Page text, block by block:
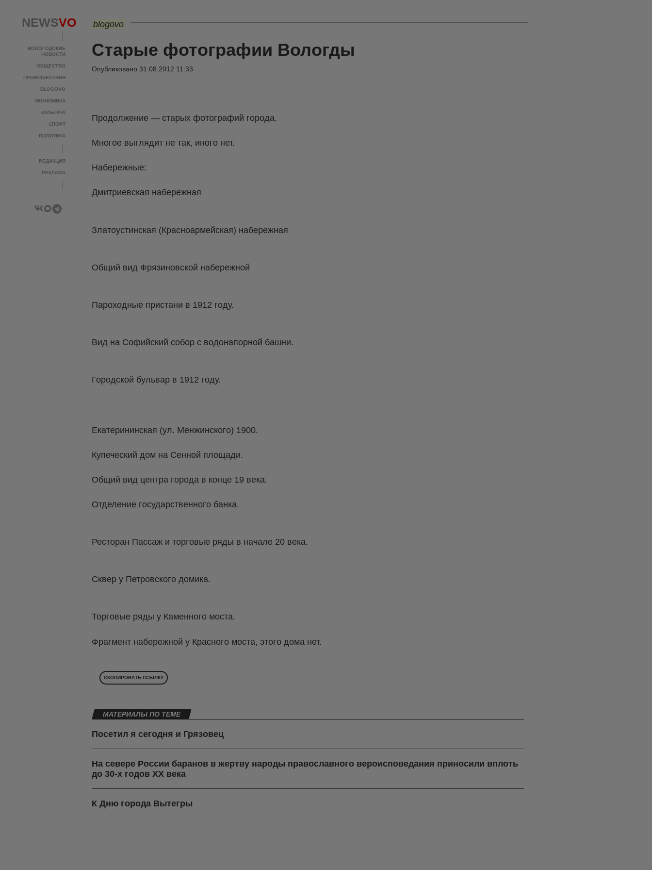
NEWSVO
ВОЛОГОДСКИЕ
НОВОСТИ
ОБЩЕСТВО
ПРОИСШЕСТВИЯ
BLOGOVO
ЭКОНОМИКА
КУЛЬТУРА
СПОРТ
ПОЛИТИКА
РЕДАКЦИЯ
РЕКЛАМА
blogovo
Старые фотографии Вологды
Опубликовано 31.08.2012 11:33
Продолжение — старых фотографий города.
Многое выглядит не так, иного нет.
Набережные:
Дмитриевская набережная
Златоустинская (Красноармейская) набережная
Общий вид Фрязиновской набережной
Пароходные пристани в 1912 году.
Вид на Софийский собор с водонапорной башни.
Городской бульвар в 1912 году.
Екатерининская (ул. Менжинского) 1900.
Купеческий дом на Сенной площади.
Общий вид центра города в конце 19 века.
Отделение государственного банка.
Ресторан Пассаж и торговые ряды в начале 20 века.
Сквер у Петровского домика.
Торговые ряды у Каменного моста.
Фрагмент набережной у Красного моста, этого дома нет.
СКОПИРОВАТЬ ССЫЛКУ
МАТЕРИАЛЫ ПО ТЕМЕ
Посетил я сегодня и Грязовец
На севере России баранов в жертву народы православного вероисповедания приносили вплоть
до 30-х годов ХХ века
К Дню города Вытегры